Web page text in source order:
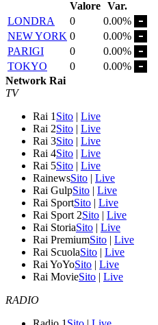
Valore Var.
LONDRA
0
0.00%
NEW YORK 0
0.00%
PARIGI
0
0.00%
TOKYO
0
0.00%
Network Rai
TV
Rai 1 Sito | Live
Rai 2Sito | Live
Rai 3Sito | Live
Rai 4Sito | Live
Rai 5Sito | Live
RainewsSito | Live
Rai GulpSito | Live
Rai SportSito | Live
Rai Sport 2Sito | Live
Rai StoriaSito | Live
Rai PremiumSito | Live
Rai ScuolaSito | Live
Rai YoYoSito | Live
Rai MovieSito | Live
RADIO